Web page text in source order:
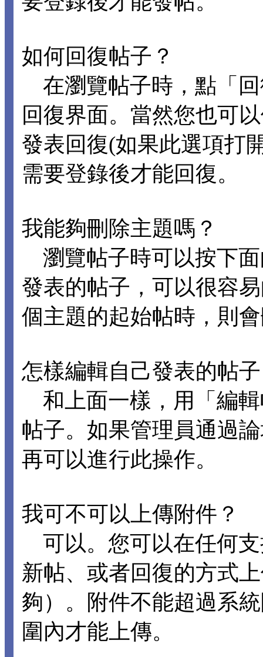
如何回復帖子？
在瀏覽帖子時，點「
回復界面。當然您也可
發表回復(如果此選項打
需要登錄後才能回復。
我能夠刪除主題嗎？
瀏覽帖子時可以按下
發表的帖子，可以很容
個主題的起始帖時，則
怎樣編輯自己發表的帖
和上面一樣，用「編
帖子。如果管理員通過
再可以進行此操作。
我可不可以上傳附件？
可以。您可以在任何
新帖、或者回復的方式
夠）。附件不能超過系
圍內才能上傳。